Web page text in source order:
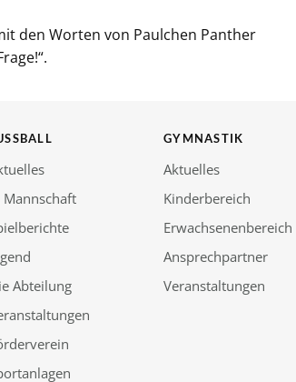
den Worten von Paulchen Panther
Mannschaft
Abteilung
GYMNASTIK
Aktuelles
Kinderbereich
Erwachsenenbereich
Ansprechpartner
Veranstaltungen